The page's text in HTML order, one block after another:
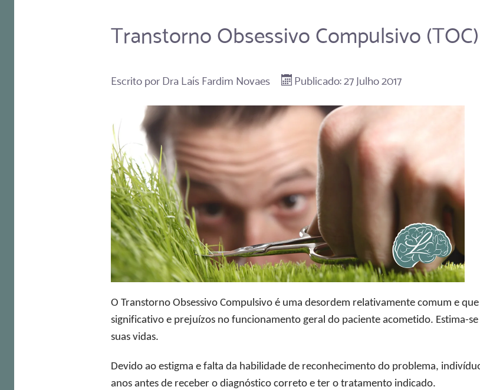
Transtorno Obsessivo Compulsivo
Escrito porDra Laís Fardim Novaes Publicado: 27 Julho 2017
O Transtorno Obsessivo Compulsivo é uma desordem relativamente comum e
significativo e prejuízos no funcionamento geral do paciente acometido. Estima-se
suas vidas.
Devido ao estigma e falta da habilidade de reconhecimento do problema,
anos antes de receber o diagnóstico correto e ter o tratamento indicado.